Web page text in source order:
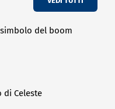
del boom
di Celeste